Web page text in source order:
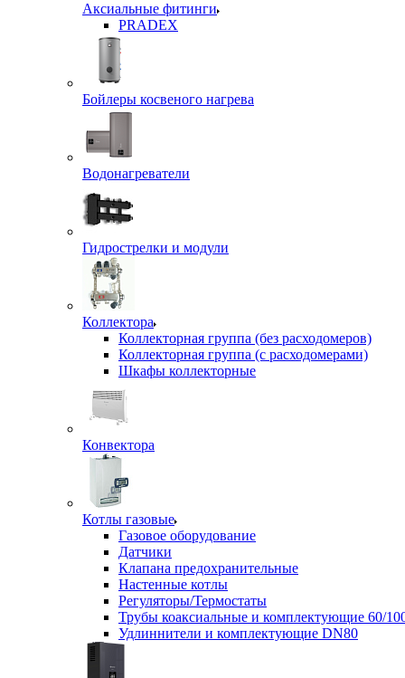
Аксиальные фитинги
PRADEX
Бойлеры косвеного нагрева
Водонагреватели
Гидрострелки и модули
Коллектора
Коллекторная группа (без расходомеров)
Коллекторная группа (с расходомерами)
Шкафы коллекторные
Конвектора
Котлы газовые
Газовое оборудование
Датчики
Клапана предохранительные
Настенные котлы
Регуляторы/Термостаты
Трубы коаксиальные и комплектующие 60/
Удлиннители и комплектующие DN80